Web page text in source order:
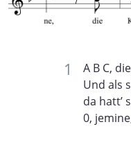
A B C,
Und als
da hatt’
0,